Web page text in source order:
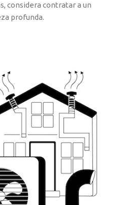
considera contratar a un
profunda.